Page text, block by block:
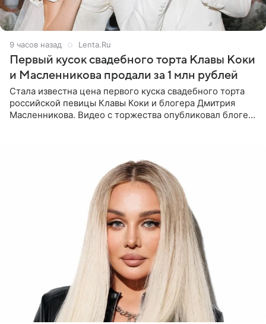
9 часов назад Lenta.Ru
Первый кусок свадебного торта Клавы Коки
и Масленникова продали за 1 млн рублей
Стала известна цена первого куска свадебного торта
российской певицы Клавы Коки и блогера Дмитрия
Масленникова. Видео с торжества опубликовал блогер